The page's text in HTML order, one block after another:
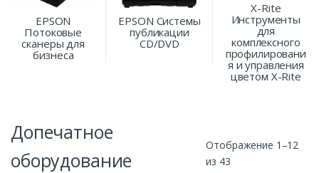
EPSON
Потоковые
сканеры для
бизнеса
EPSON Системы
публикации
CD/DVD
Х-Rite
Инструменты
для
комплексного
профилировани
я и управления
цветом Х-Rite
Допечатное
оборудование
Отображение 1–12
из 43